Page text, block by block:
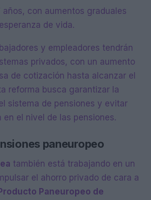
con aumentos graduales
de vida.
y empleadores tendrán
privados, con un aumento
de cotización hasta alcanzar el
reforma busca garantizar la
sistema de pensiones y evitar
en el nivel de las pensiones.
paneuropeo
también está trabajando en un
el ahorro privado de cara a
Producto Paneuropeo de